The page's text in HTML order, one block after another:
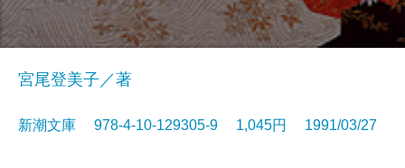
宮尾登美子／著
新潮文庫 978-4-10-129305-9 1,045円 1991/03/27